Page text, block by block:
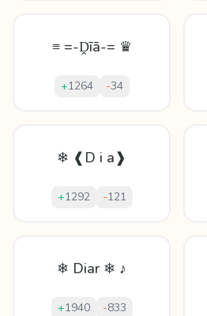
≡ =-Ḓīā-= ♛
+1264 -34
❄ ❰D i a❱
+1292 -121
❄ Diar ❄ ♪
+1940 -833